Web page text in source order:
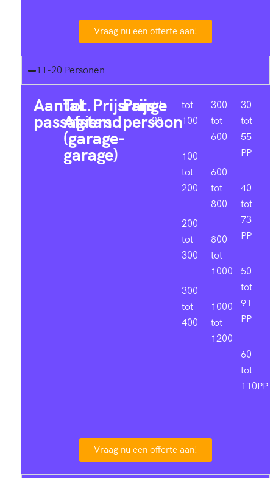
Vraag nu een offerte aan!
11-20 Personen
Aantal
passagiers
Tot.
Afstand
(garage-
garage)
Prijsrange
Prijs
persoon
11-
20
tot
100
100
tot
200
200
tot
300
300
tot
400
300
tot
600
600
tot
800
800
tot
1000
1000
tot
1200
30
tot
55
PP
40
tot
73
PP
50
tot
91
PP
60
tot
110PP
Vraag nu een offerte aan!